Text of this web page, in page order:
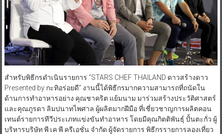
สำหรับพิธีกรดำเนินรายการ “STARS CHEF THAILAND ดาวสร้างดาว
Presented by กะทิอร่อยดี” งานนี้ได้พิธีกรมากความสามารถที่ถนัดใน
ด้านการทำอาหารอย่าง คุณชาคริต แย้มนาม มาร่วมสร้างประวัติศาสตร์
และคุณภูรดา ลิมปนาทไพศาล ผู้ผลิตมากฝีมือ ที่เชี่ยวชาญการผลิตคอน
เทนต์รายการทีวีประเภทแข่งขันทำอาหาร โดยมีคุณกิตติพันธุ์ ปั้นตะกั่ว ผู้
บริหารบริษัท พี เค พี ครีเอชั่น จำกัด ผู้จัดรายการ พิธีกรรายการลองเที่ยว